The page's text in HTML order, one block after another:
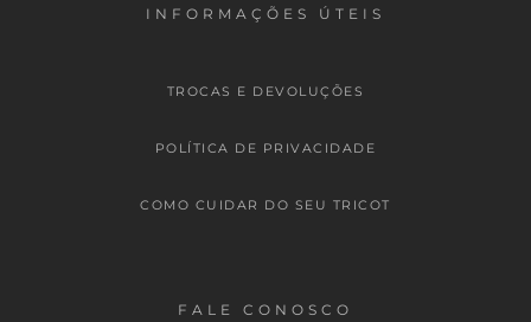
INFORMAÇÕES ÚTEIS
TROCAS E DEVOLUÇÕES
POLÍTICA DE PRIVACIDADE
COMO CUIDAR DO SEU TRICOT
FALE CONOSCO